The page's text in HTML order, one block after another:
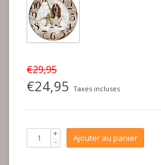
€29,95
€24,95 Taxes incluses
+
- Ajouter au panier